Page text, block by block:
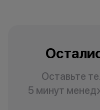
Оставьте
5 минут